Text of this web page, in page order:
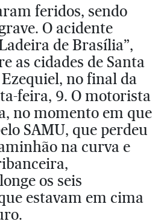
feridos, sendo
O acidente
de Brasília”,
as cidades de Santa
no final da
feira, 9. O motorista
no momento em que
SAMU, que perdeu
na curva e
os seis
estavam em cima